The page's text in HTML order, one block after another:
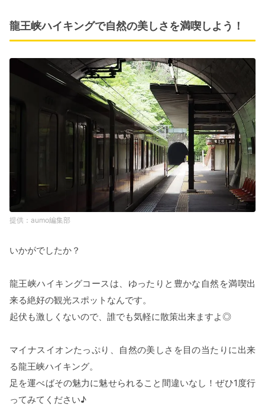
龍王峡ハイキングで自然の美しさを満喫しよう！
aumo編集部
いかがでしたか？
龍王峡ハイキングコースは、ゆったりと豊かな自然を満喫出
来る絶好の観光スポットなんです。
起伏も激しくないので、誰でも気軽に散策出来ますよ◎
マイナスイオンたっぷり、自然の美しさを目の当たりに出来
る龍王峡ハイキング。
足を運べばその魅力に魅せられること間違いなし！ぜひ1度行
ってみてください♪